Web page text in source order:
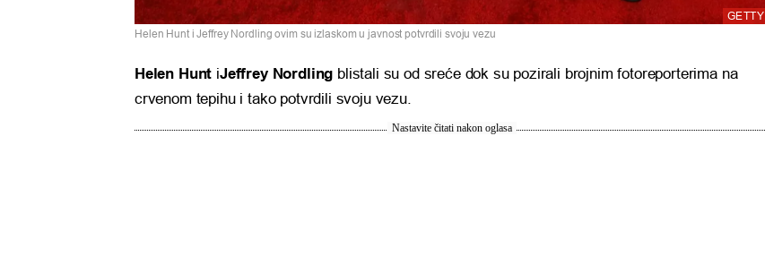
Helen Hunt i Jeffrey Nordling ovim su izlaskom u javnost potvrdili svoju vezu
GETTY
Helen Hunt iJeffrey Nordling blistali su od sreće dok su pozirali brojnim fotoreporterima na
crvenom tepihu i tako potvrdili svoju vezu.
Nastavite čitati nakon oglasa